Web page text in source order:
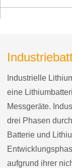
Industrielle
eine
Messgeräte.
drei Phasen
Batterie und
aufgrund ihrer